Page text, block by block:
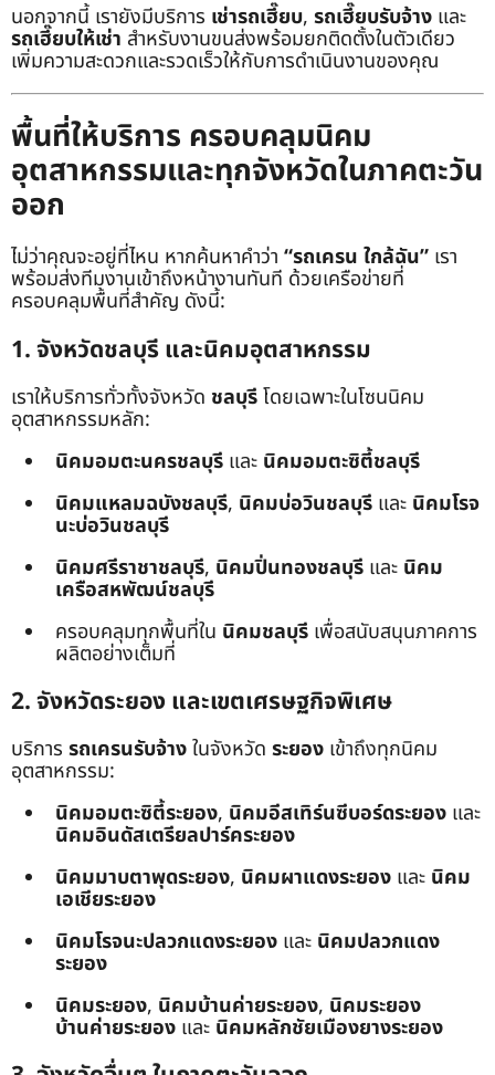
นอกจากนี้ เรายังมีบริการ เช่ารถเฮี๊ยบ, รถเฮี๊ยบรับจ้าง และ
รถเฮี๊ยบให้เช่า สำหรับงานขนส่งพร้อมยกติดตั้งในตัวเดียว
เพิ่มความสะดวกและรวดเร็วให้กับการดำเนินงานของคุณ
พื้นที่ให้บริการ ครอบคลุมนิคม
อุตสาหกรรมและทุกจังหวัดในภาคตะวัน
ออก
ไม่ว่าคุณจะอยู่ที่ไหน หากค้นหาคำว่า “รถเครน ใกล้ฉัน” เรา
พร้อมส่งทีมงานเข้าถึงหน้างานทันที ด้วยเครือข่ายที่
ครอบคลุมพื้นที่สำคัญ ดังนี้:
1. จังหวัดชลบุรี และนิคมอุตสาหกรรม
เราให้บริการทั่วทั้งจังหวัด ชลบุรีโดยเฉพาะในโซนนิคม
อุตสาหกรรมหลัก:
นิคมอมตะนครชลบุรี และ นิคมอมตะซิตี้ชลบุรี
นิคมแหลมฉบังชลบุรี, นิคมบ่อวินชลบุรี และ นิคมโรจ
นะบ่อวินชลบุรี
นิคมศรีราชาชลบุรี, นิคมปิ่นทองชลบุรี และ นิคม
เครือสหพัฒน์ชลบุรี
ครอบคลุมทุกพื้นที่ใน นิคมชลบุรี เพื่อสนับสนุนภาคการ
ผลิตอย่างเต็มที่
2. จังหวัดระยอง และเขตเศรษฐกิจพิเศษ
บริการ รถเครนรับจ้างในจังหวัด ระยอง เข้าถึงทุกนิคม
อุตสาหกรรม:
นิคมอมตะซิตี้ระยอง, นิคมอีสเทิร์นซีบอร์ดระยอง และ
นิคมอินดัสเตรียลปาร์คระยอง
นิคมมาบตาพุดระยอง, นิคมผาแดงระยอง และ นิคม
เอเชียระยอง
นิคมโรจนะปลวกแดงระยอง และ นิคมปลวกแดง
ระยอง
นิคมระยอง, นิคมบ้านค่ายระยอง, นิคมระยอง
บ้านค่ายระยอง และ นิคมหลักชัยเมืองยางระยอง